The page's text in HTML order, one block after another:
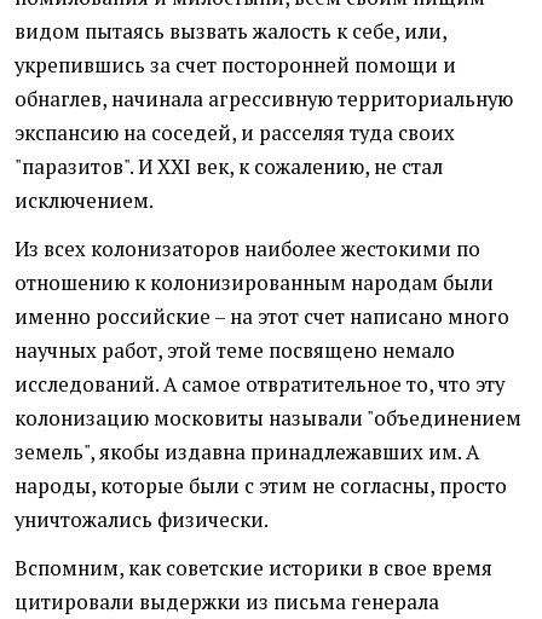
видом пытаясь вызвать жалость к себе, или,
укрепившись за счет посторонней помощи и
обнаглев, начинала агрессивную территориальную
экспансию на соседей, и расселяя туда своих
"паразитов". И XXI век, к сожалению, не стал
исключением.
Из всех колонизаторов наиболее жестокими по
отношению к колонизированным народам были
именно российские – на этот счет написано много
научных работ, этой теме посвящено немало
исследований. А самое отвратительное то, что эту
колонизацию московиты называли "объединением
земель", якобы издавна принадлежавших им. А
народы, которые были с этим не согласны, просто
уничтожались физически.
Вспомним, как советские историки в свое время
цитировали выдержки из письма генерала